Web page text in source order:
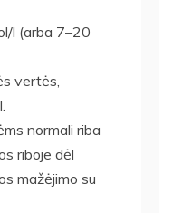
l (arba 7–20
vertės,
normali riba
riboje dėl
mažėjimo su